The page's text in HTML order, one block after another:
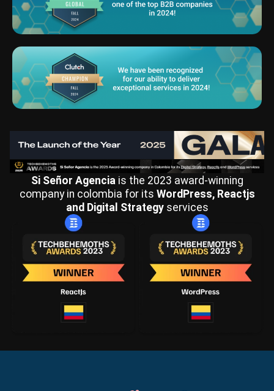
Si Señor Agencia is the 2023 award-winning
company in colombia for its WordPress, Reactjs
and Digital Strategyservices